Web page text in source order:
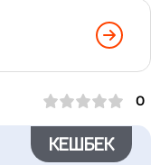
0
КЕШБЕК